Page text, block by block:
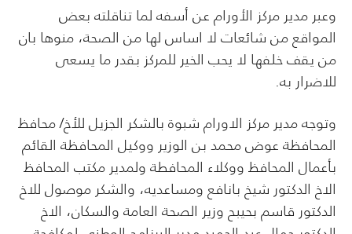
وعبر مدير مركز الأورام عن أسفه لما تناقلته بعض
المواقع من شائعات لا اساس لها من الصحة، منوها بان
من يقف خلفها لا يحب الخير للمركز بقدر ما يسعى
للاضرار به.
وتوجه مدير مركز الاورام شبوة بالشكر الجزيل للأخ/ محافظ
المحافظة عوض محمد بن الوزير ووكيل المحافظة القائم
بأعمال المحافظ ووكلاء المحافطة ولمدير مكتب المحافظ
الاخ الدكتور شيخ بانافع ومساعديه، والشكر موصول للاخ
الدكتور قاسم بحيبح وزير الصحة العامة والسكان، الاخ